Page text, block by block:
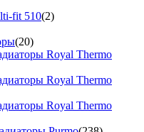
fit 510(2)
(20)
Royal Thermo
Royal Thermo
Royal Thermo